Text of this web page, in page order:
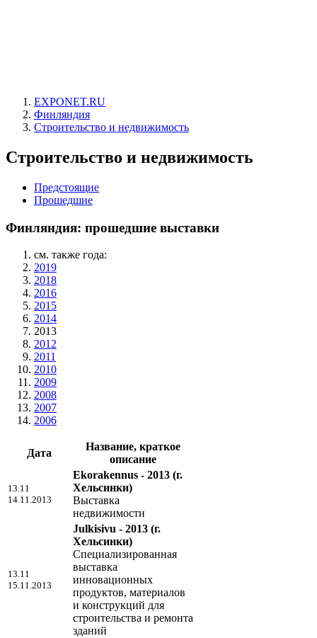
EXPONET.RU
Финляндия
Строительство и недвижимость
Строительство и недвижимость
Предстоящие
Прошедшие
Финляндия: прошедшие выставки
см. также года:
2019
2018
2016
2015
2014
2013
2012
2011
2010
2009
2008
2007
2006
Дата
Название, краткое
описание
13.11
14.11.2013
Ekorakennus - 2013 (г.
Хельсинки)
Выставка
недвижимости
13.11
15.11.2013
Julkisivu - 2013 (г.
Хельсинки)
Специализированная
выставка
инновационных
продуктов, материалов
и конструкций для
строительства и ремонта
зданий